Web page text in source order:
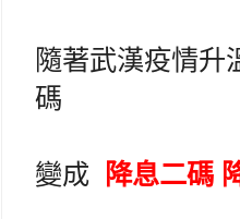
隨著武漢疫情升
碼
變成 降息二碼